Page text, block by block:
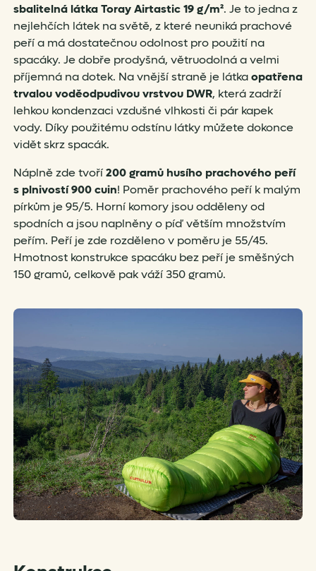
sbalitelná látka Toray Airtastic 19 g/m². Je to jedna z
nejlehčích látek na světě, z které neuniká prachové
peří a má dostatečnou odolnost pro použití na
spacáky. Je dobře prodyšná, větruodolná a velmi
příjemná na dotek. Na vnější straně je látkaopatřena
trvalou voděodpudivou vrstvou DWR, která zadrží
lehkou kondenzaci vzdušné vlhkosti či pár kapek
vody. Díky použitému odstínu látky můžete dokonce
vidět skrz spacák.
Náplně zde tvoří200 gramů husího prachového peří
s plnivostí 900 cuin! Poměr prachového peří k malým
pírkům je 95/5. Horní komory jsou odděleny od
spodních a jsou naplněny o píď větším množstvím
peřím. Peří je zde rozděleno v poměru je 55/45.
Hmotnost konstrukce spacáku bez peří je směšných
150 gramů, celkově pak váží 350 gramů.